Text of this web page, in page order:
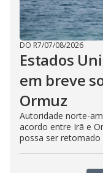
DO R7/07/08/2026
Estados
em breve
Ormuz
Autoridade norte-
acordo entre Irã e
possa ser retomado